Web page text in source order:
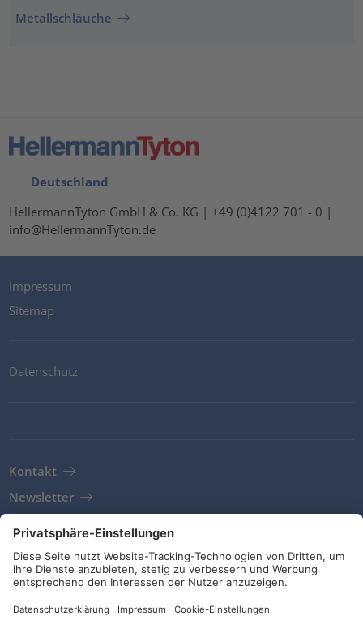
Metallschläuche
Deutschland
HellermannTyton GmbH & Co. KG | +49 (0)4122 701 - 0 |
info@HellermannTyton.de
Impressum
Sitemap
Datenschutz
Kontakt
Newsletter
AGB
Richtlinien und Bekentnisse
Soziale Medien